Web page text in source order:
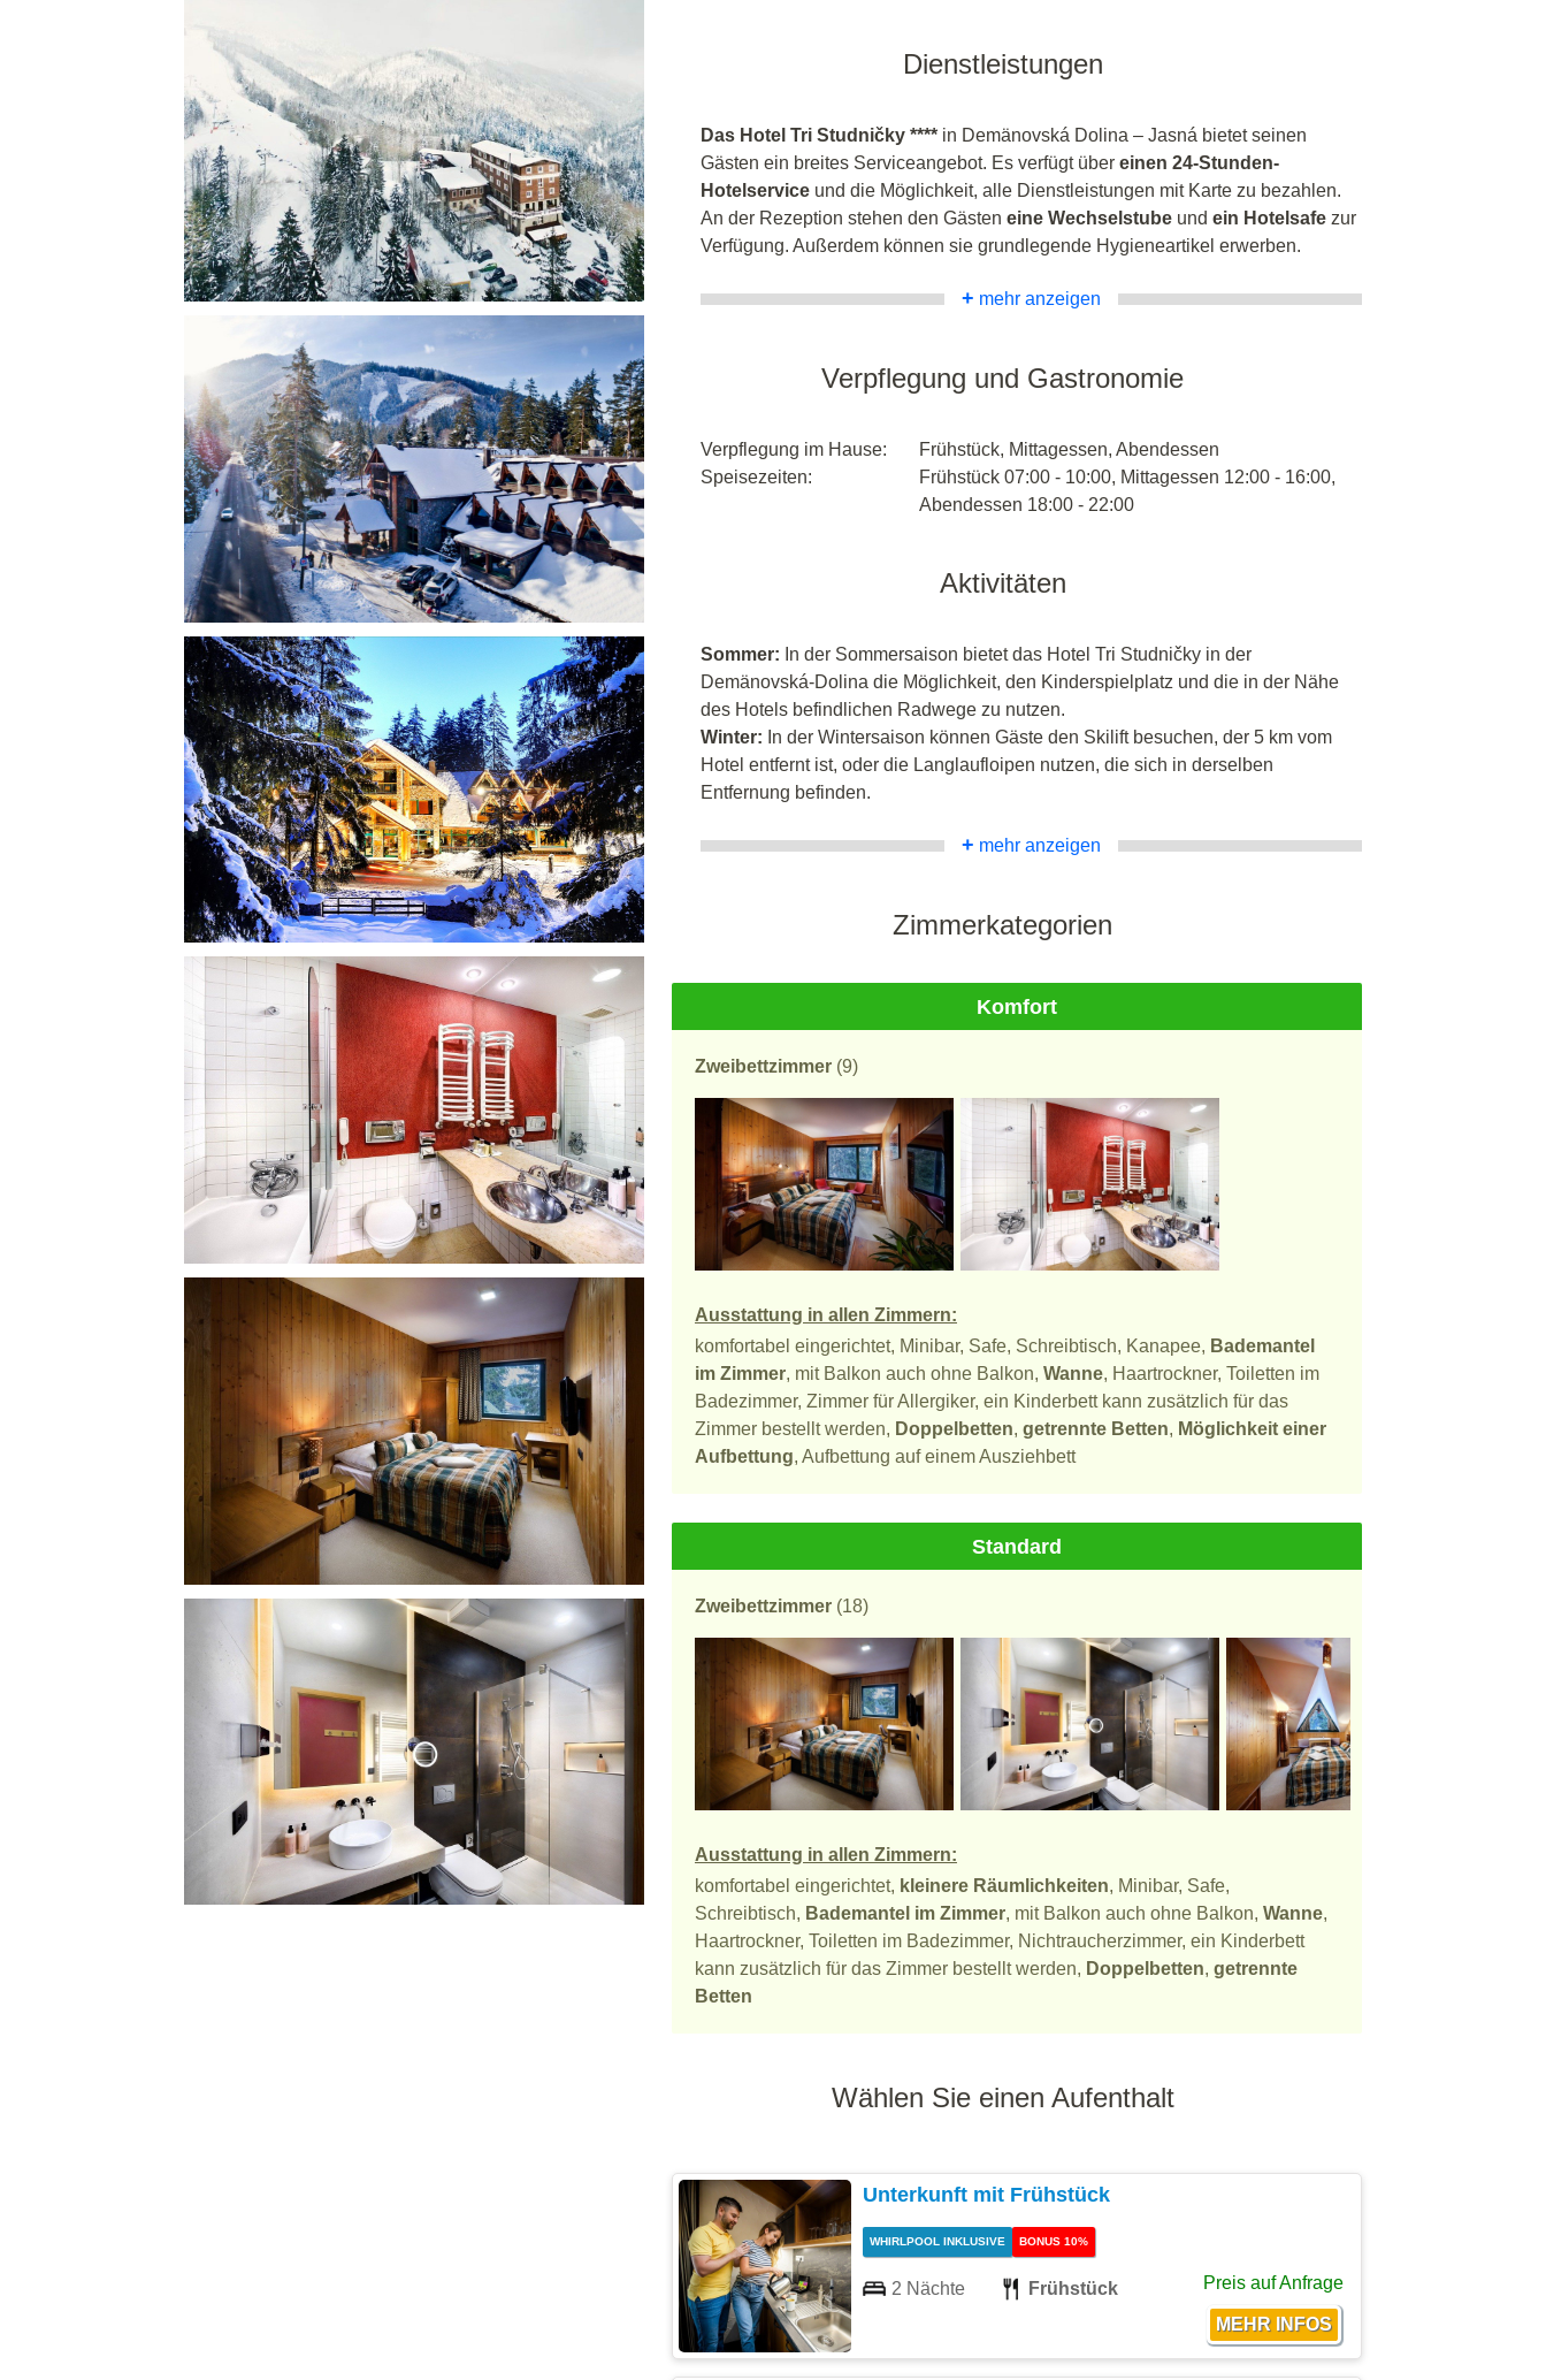
Dienstleistungen
Das Hotel Tri Studničky **** in Demänovská Dolina – Jasná bietet seinen
Gästen ein breites Serviceangebot. Es verfügt über einen 24-Stunden-
Hotelservice und die Möglichkeit, alle Dienstleistungen mit Karte zu bezahlen.
An der Rezeption stehen den Gästen eine Wechselstube und ein Hotelsafe zur
Verfügung. Außerdem können sie grundlegende Hygieneartikel erwerben.
+ mehr anzeigen
Verpflegung und Gastronomie
Verpflegung im Hause:
Frühstück, Mittagessen, Abendessen
Speisezeiten:
Frühstück 07:00 - 10:00, Mittagessen 12:00 - 16:00,
Abendessen 18:00 - 22:00
Aktivitäten
Sommer: In der Sommersaison bietet das Hotel Tri Studničky in der
Demänovská-Dolina die Möglichkeit, den Kinderspielplatz und die in der Nähe
des Hotels befindlichen Radwege zu nutzen.
Winter: In der Wintersaison können Gäste den Skilift besuchen, der 5 km vom
Hotel entfernt ist, oder die Langlaufloipen nutzen, die sich in derselben
Entfernung befinden.
+ mehr anzeigen
Zimmerkategorien
Komfort
Zweibettzimmer (9)
Ausstattung in allen Zimmern:
komfortabel eingerichtet, Minibar, Safe, Schreibtisch, Kanapee, Bademantel
im Zimmer, mit Balkon auch ohne Balkon, Wanne, Haartrockner, Toiletten im
Badezimmer, Zimmer für Allergiker, ein Kinderbett kann zusätzlich für das
Zimmer bestellt werden, Doppelbetten, getrennte Betten, Möglichkeit einer
Aufbettung, Aufbettung auf einem Ausziehbett
Standard
Zweibettzimmer (18)
Ausstattung in allen Zimmern:
komfortabel eingerichtet, kleinere Räumlichkeiten, Minibar, Safe,
Schreibtisch, Bademantel im Zimmer, mit Balkon auch ohne Balkon, Wanne,
Haartrockner, Toiletten im Badezimmer, Nichtraucherzimmer, ein Kinderbett
kann zusätzlich für das Zimmer bestellt werden, Doppelbetten, getrennte
Betten
Wählen Sie einen Aufenthalt
Unterkunft mit Frühstück
WHIRLPOOL INKLUSIVE BONUS 10%
2 Nächte Frühstück Preis auf Anfrage